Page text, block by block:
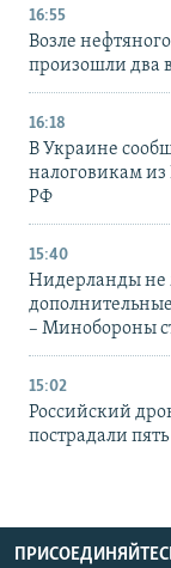
16:55
Возле
произошли два
16:18
В Украине
налоговикам
РФ
15:40
Нидерланды не
– Минобороны
15:02
Российский
пострадали